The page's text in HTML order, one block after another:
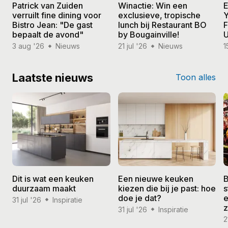
Patrick van Zuiden
verruilt fine dining voor
Bistro Jean: "De gast
bepaalt de avond"
3 aug '26 Nieuws
Winactie: Win een
exclusieve, tropische
lunch bij Restaurant BO
by Bougainville!
21 jul '26 Nieuws
Laatste nieuws Toon alles
Dit is wat een keuken
duurzaam maakt
31 jul '26 Inspiratie
Een nieuwe keuken
kiezen die bij je past: hoe
doe je dat?
31 jul '26 Inspiratie